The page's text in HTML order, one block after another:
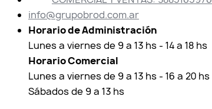
info@grupobrod.com.ar
Horario de Administración
Lunes a viernes de 9 a 13 hs - 14 a 18 hs
Horario Comercial
Lunes a viernes de 9 a 13 hs - 16 a 20 hs
Sábados de 9 a 13 hs